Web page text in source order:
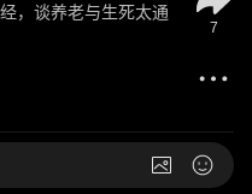
，谈养老与生死太通
7